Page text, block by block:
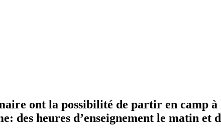
ont la possibilité de partir en camp à
des heures d’enseignement le matin et